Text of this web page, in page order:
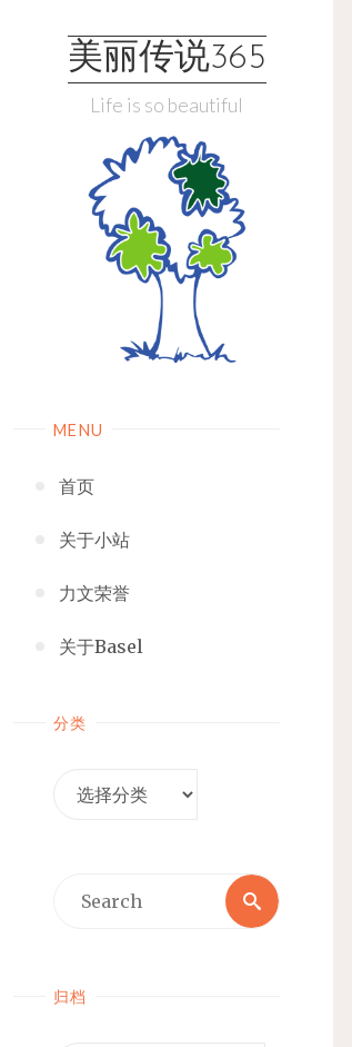
美丽传说365
Life is so beautiful
MENU
首页
关于小站
力文荣誉
关于Basel
分类
Search
Search
归档